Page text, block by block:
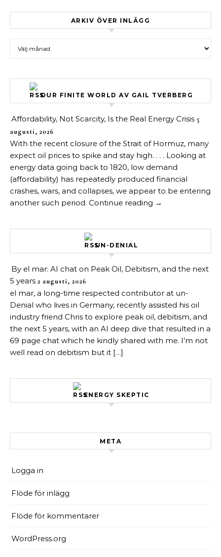
ARKIV ÖVER INLÄGG
OUR FINITE WORLD AV GAIL TVERBERG
Affordability, Not Scarcity, Is the Real Energy Crisis 5
augusti, 2026
With the recent closure of the Strait of Hormuz, many
expect oil prices to spike and stay high. . . . Looking at
energy data going back to 1820, low demand
(affordability) has repeatedly produced financial
crashes, wars, and collapses, we appear to be entering
another such period. Continue reading →
UN-DENIAL
By el mar: AI chat on Peak Oil, Debitism, and the next
5 years 2 augusti, 2026
el mar, a long-time respected contributor at un-
Denial who lives in Germany, recently assisted his oil
industry friend Chris to explore peak oil, debitism, and
the next 5 years, with an AI deep dive that resulted in a
69 page chat which he kindly shared with me. I’m not
well read on debitism but it […]
ENERGY SKEPTIC
META
Logga in
Flöde för inlägg
Flöde för kommentarer
WordPress.org